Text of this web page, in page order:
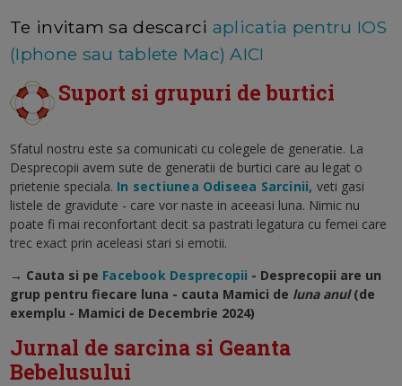
Te invitam sa descarci aplicatia pentru IOS
(Iphone sau tablete Mac) AICI
Suport si grupuri de burtici
Sfatul nostru este sa comunicati cu colegele de generatie. La
Desprecopii avem sute de generatii de burtici care au legat o
prietenie speciala. In sectiunea Odiseea Sarcinii, veti gasi
listele de gravidute - care vor naste in aceeasi luna. Nimic nu
poate fi mai reconfortant decit sa pastrati legatura cu femei care
trec exact prin aceleasi stari si emotii.
→ Cauta si pe Facebook Desprecopii - Desprecopii are un
grup pentru fiecare luna - cauta Mamici de luna anul (de
exemplu - Mamici de Decembrie 2024)
Jurnal de sarcina si Geanta
Bebelusului